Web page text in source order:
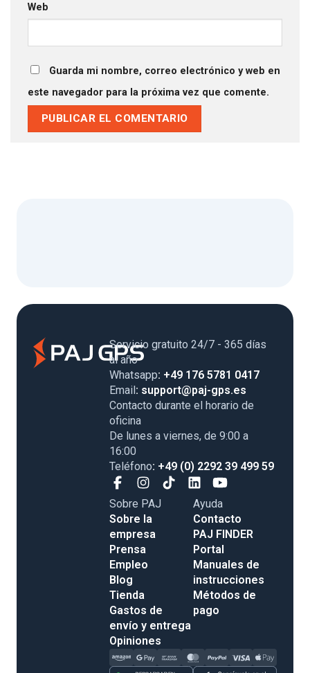
Web
Guarda mi nombre, correo electrónico y web en
este navegador para la próxima vez que comente.
Servicio gratuito 24/7 - 365 días
al año
Whatsapp: +49 176 5781 0417
Email: support@paj-gps.es
Contacto durante el horario de
oficina
De lunes a viernes, de 9:00 a
16:00
Teléfono: +49 (0) 2292 39 499 59
Sobre PAJ
Sobre la
empresa
Prensa
Empleo
Blog
Tienda
Gastos de
envío y entrega
Opiniones
Ayuda
Contacto
PAJ FINDER
Portal
Manuales de
instrucciones
Métodos de
pago